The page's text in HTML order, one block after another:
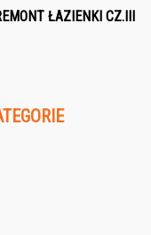
ŁAZIENKI CZ.III